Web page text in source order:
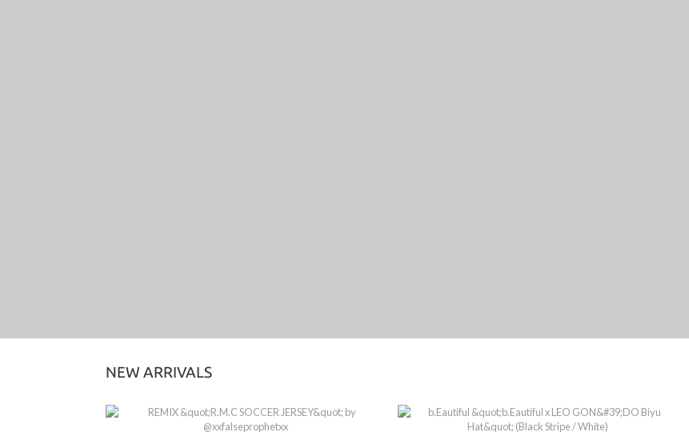
NEW ARRIVALS